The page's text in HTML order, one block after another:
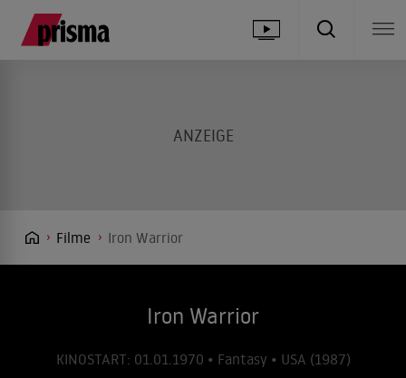
Filme Iron Warrior
Iron Warrior
KINOSTART: 01.01.1970 • Fantasy • USA (1987)